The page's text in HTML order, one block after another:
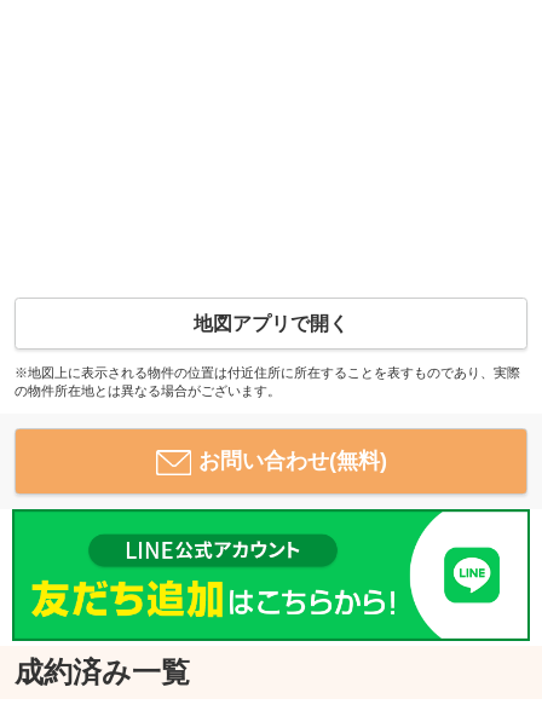
地図アプリで開く
※地図上に表示される物件の位置は付近住所に所在することを表すものであり、実際
の物件所在地とは異なる場合がございます。
お問い合わせ(無料)
成約済み一覧